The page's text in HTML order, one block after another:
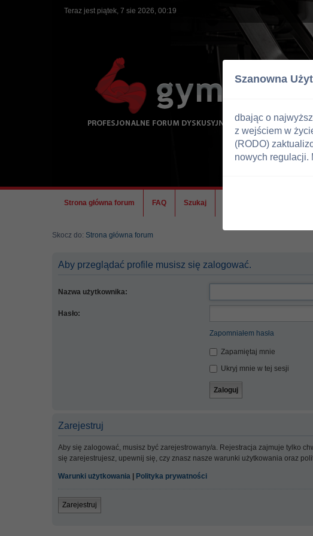
Teraz jest piątek, 7 sie 2026, 00:19
Strona główna forum FAQ Szukaj
Skocz do: Strona główna forum
Aby przeglądać profile musisz się zalogować.
Nazwa użytkownika:
Hasło:
Zapomniałem hasła
Zapamiętaj mnie
Ukryj mnie w tej sesji
Zarejestruj
Aby się zalogować, musisz być zarejestrowany/a. Rejestracja zajmuje tylko
się zarejestrujesz, upewnij się, czy znasz nasze warunki użytkowania oraz
Warunki użytkowania Polityka prywatności
Zarejestruj
Szanowna
dbając o
z wejściem w
(RODO)
nowych regulacji.